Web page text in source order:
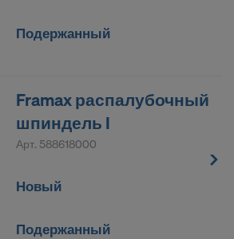
Подержанный
Framax распалубочный
шпиндель I
Арт. 588618000
Новый
Подержанный